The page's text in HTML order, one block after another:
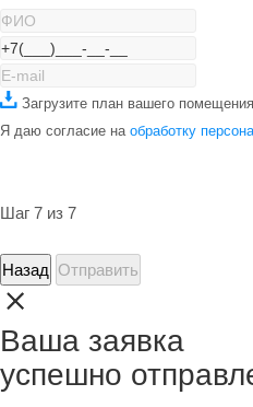
Загрузите план вашего
Я даю согласие на обработку
Шаг 7 из 7
Назад Отправить
Ваша заявка
успешно